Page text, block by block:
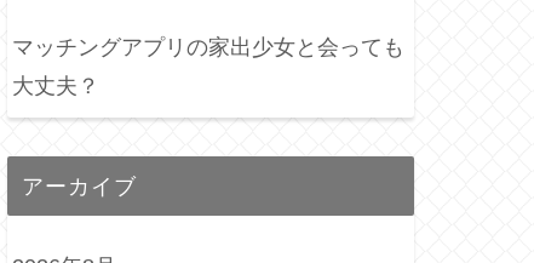
マッチングアプリの家出少女と会っても
大丈夫？
アーカイブ